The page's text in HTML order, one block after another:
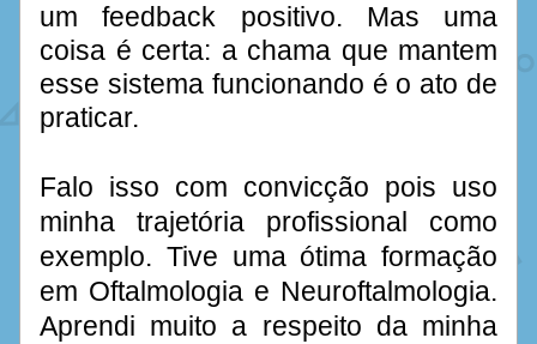
um feedback positivo. Mas uma
coisa é certa: a chama que mantem
esse sistema funcionando é o ato de
praticar.
Falo isso com convicção pois uso
minha trajetória profissional como
exemplo. Tive uma ótima formação
em Oftalmologia e Neuroftalmologia.
Aprendi muito a respeito da minha